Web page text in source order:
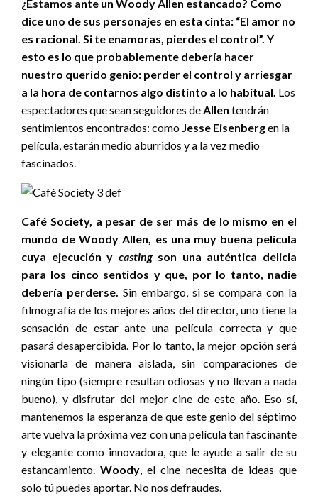
¿Estamos ante un Woody Allen estancado? Como
dice uno de sus personajes en esta cinta: “El amor no
es racional. Si te enamoras, pierdes el control”. Y
esto es lo que probablemente debería hacer
nuestro querido genio: perder el control y arriesgar
a la hora de contarnos algo distinto a lo habitual. Los
espectadores que sean seguidores deAllen tendrán
sentimientos encontrados: como Jesse Eisenbergen la
película, estarán medio aburridos y a la vez medio
fascinados.
Café Society, a pesar de ser más de lo mismo en el
mundo de Woody Allen, es una muy buena película
cuya ejecución y castingson una auténtica delicia
para los cinco sentidos y que, por lo tanto, nadie
debería perderse. Sin embargo, si se compara con la
filmografía de los mejores años del director, uno tiene la
sensación de estar ante una película correcta y que
pasará desapercibida. Por lo tanto, la mejor opción será
visionarla de manera aislada, sin comparaciones de
ningún tipo (siempre resultan odiosas y no llevan a nada
bueno), y disfrutar del mejor cine de este año. Eso sí,
mantenemos la esperanza de que este genio del séptimo
arte vuelva la próxima vez con una película tan fascinante
y elegante como innovadora, que le ayude a salir de su
estancamiento.Woody, el cine necesita de ideas que
solo tú puedes aportar. No nos defraudes.